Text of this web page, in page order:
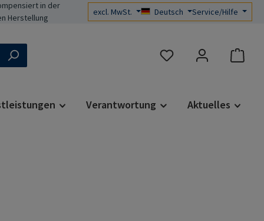
in der
Herstellung
excl. MwSt. Deutsch Service/Hilfe
Du hast 0 Produkte auf
Verantwortung Aktuelles